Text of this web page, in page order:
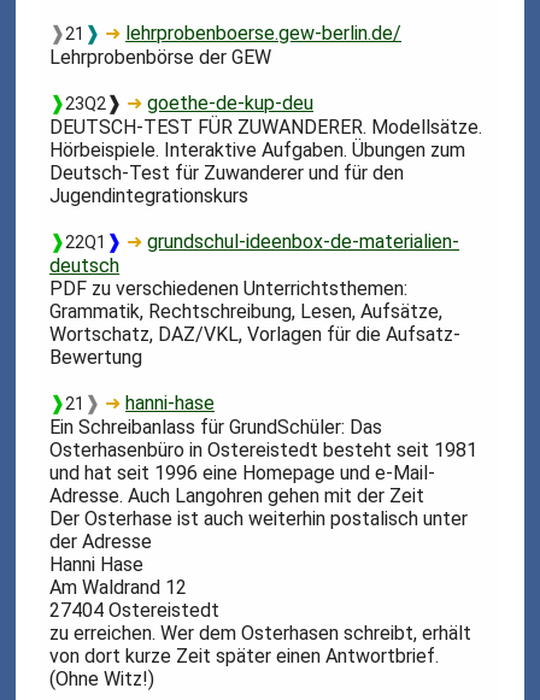
❱21 ❱ ➜ lehrprobenboerse.gew-berlin.de/
Lehrprobenbörse der GEW
❱23Q2 ❱ ➜goethe-de-kup-deu
DEUTSCH-TEST FÜR ZUWANDERER. Modellsätze.
Hörbeispiele. Interaktive Aufgaben. Übungen zum
Deutsch-Test für Zuwanderer und für den
Jugendintegrationskurs
❱22Q1 ❱ ➜grundschul-ideenbox-de-materialien-
deutsch
PDF zu verschiedenen Unterrichtsthemen:
Grammatik, Rechtschreibung, Lesen, Aufsätze,
Wortschatz, DAZ/VKL, Vorlagen für die Aufsatz-
Bewertung
❱21 ❱ ➜hanni-hase
Ein Schreibanlass für GrundSchüler: Das
Osterhasenbüro in Ostereistedt besteht seit 1981
und hat seit 1996 eine Homepage und e-Mail-
Adresse. Auch Langohren gehen mit der Zeit
Der Osterhase ist auch weiterhin postalisch unter
der Adresse
Hanni Hase
Am Waldrand 12
27404 Ostereistedt
zu erreichen. Wer dem Osterhasen schreibt, erhält
von dort kurze Zeit später einen Antwortbrief.
(Ohne Witz!)